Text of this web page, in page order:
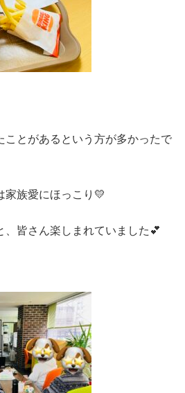
ことがあるという方が多かったで
家族愛にほっこり💛
、皆さん楽しまれていました💕